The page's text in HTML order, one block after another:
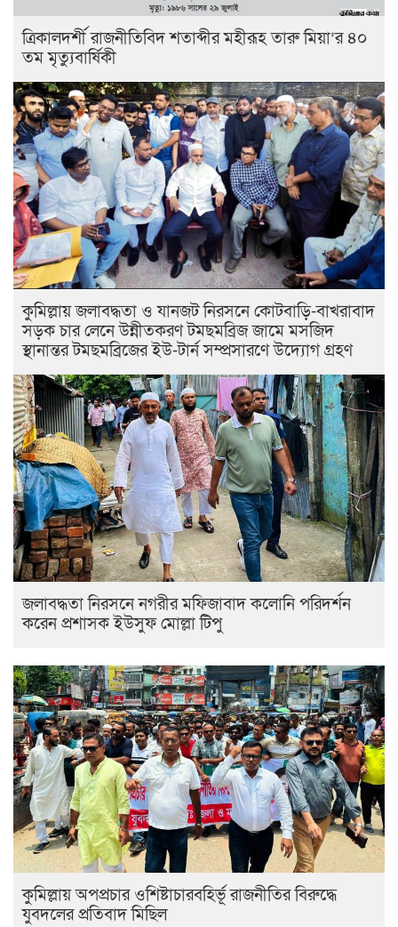
ত্রিকালদর্শী রাজনীতিবিদ শতাব্দীর মহীরূহ তারু মিয়া’র ৪০
তম মৃত্যুবার্ষিকী
কুমিল্লায় জলাবদ্ধতা ও যানজট নিরসনে কোটবাড়ি-বাখরাবাদ
সড়ক চার লেনে উন্নীতকরণ টমছমব্রিজ জামে মসজিদ
স্থানান্তর টমছমব্রিজের ইউ-টার্ন সম্প্রসারণে উদ্যোগ গ্রহণ
জলাবদ্ধতা নিরসনে নগরীর মফিজাবাদ কলোনি পরিদর্শন
করেন প্রশাসক ইউসুফ মোল্লা টিপু
কুমিল্লায় অপপ্রচার ওশিষ্টাচারবহির্ভূ রাজনীতির বিরুদ্ধে
যুবদলের প্রতিবাদ মিছিল